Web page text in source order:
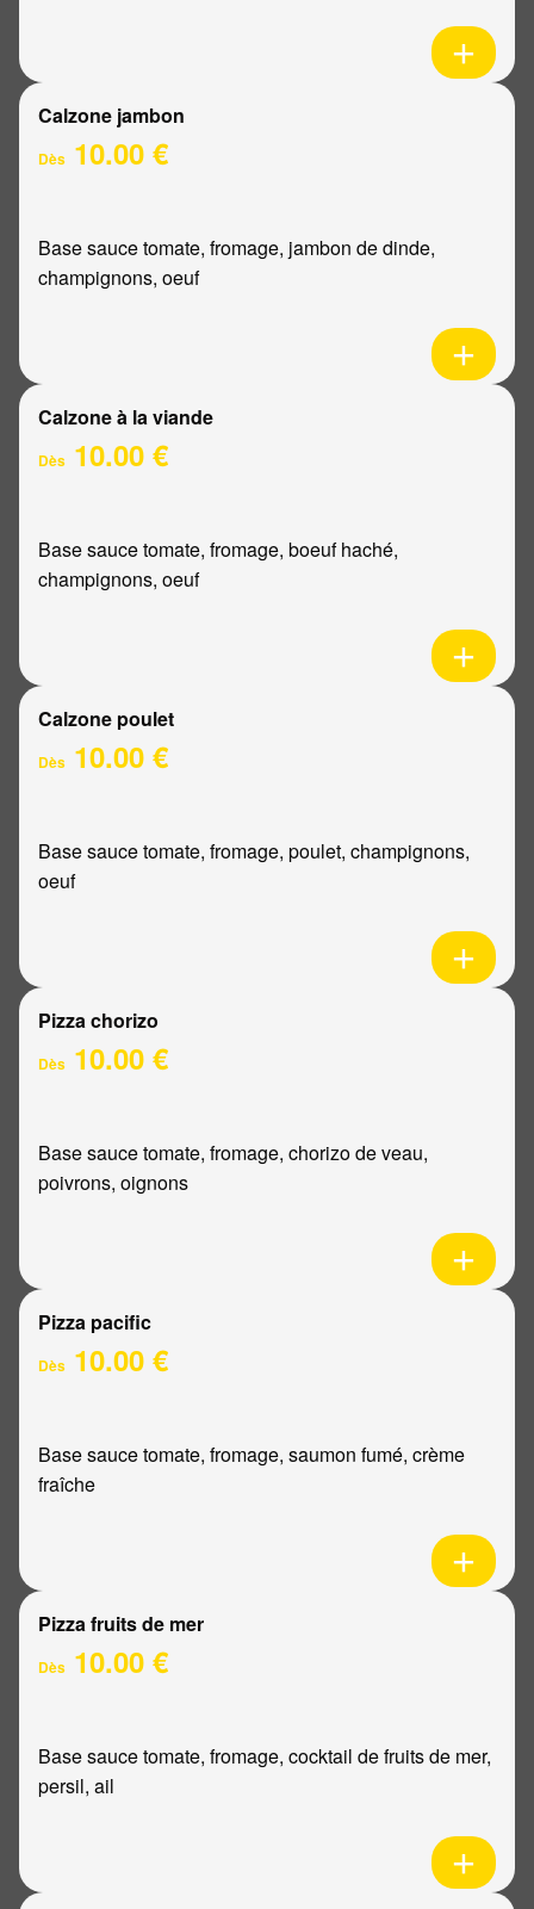
Calzone jambon
Dès 10.00 €
Base sauce tomate, fromage, jambon de dinde,
champignons, oeuf
Calzone à la viande
Dès 10.00 €
Base sauce tomate, fromage, boeuf haché,
champignons, oeuf
Calzone poulet
Dès 10.00 €
Base sauce tomate, fromage, poulet, champignons,
oeuf
Pizza chorizo
Dès 10.00 €
Base sauce tomate, fromage, chorizo de veau,
poivrons, oignons
Pizza pacific
Dès 10.00 €
Base sauce tomate, fromage, saumon fumé, crème
fraîche
Pizza fruits de mer
Dès 10.00 €
Base sauce tomate, fromage, cocktail de fruits de mer,
persil, ail